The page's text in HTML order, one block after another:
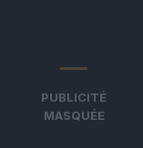
PUBLICITÉ
MASQUÉE